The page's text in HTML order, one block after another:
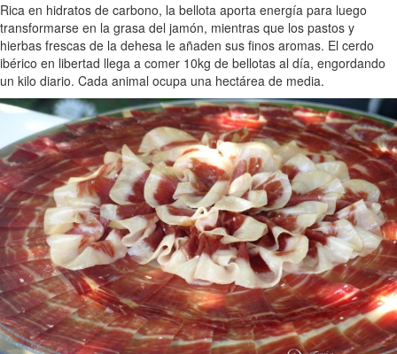
Rica en hidratos de carbono, la bellota aporta energía para luego
transformarse en la grasa del jamón, mientras que los pastos y
hierbas frescas de la dehesa le añaden sus finos aromas. El cerdo
ibérico en libertad llega a comer 10kg de bellotas al día, engordando
un kilo diario. Cada animal ocupa una hectárea de media.